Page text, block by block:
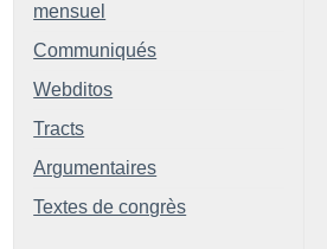
mensuel
Communiqués
Webditos
Tracts
Argumentaires
Textes de congrès